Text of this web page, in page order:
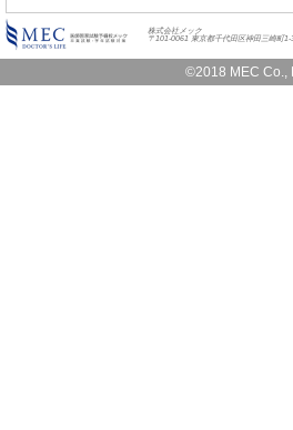
株式会社メック
〒101-0061 東京都千代田区神田三崎町
©2018 MEC Co.,